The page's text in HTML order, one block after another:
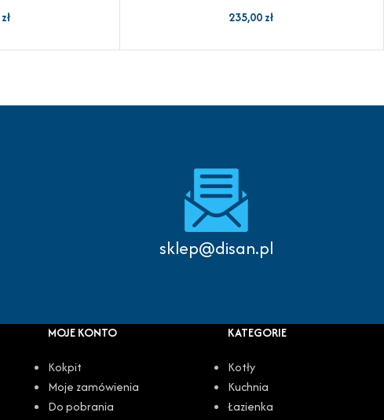
zł
235,00zł
sklep@disan.pl
MOJE KONTO
Kokpit
Moje zamówienia
Do pobrania
KATEGORIE
Kotły
Kuchnia
Łazienka